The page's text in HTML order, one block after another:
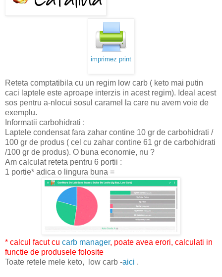
imprimez print
Reteta comptatibila cu un regim low carb ( keto mai putin
caci laptele este aproape interzis in acest regim). Ideal acest
sos pentru a-nlocui sosul caramel la care nu avem voie de
exemplu.
Informatii carbohidrati :
Laptele condensat fara zahar contine 10 gr de carbohidrati /
100 gr de produs ( cel cu zahar contine 61 gr de carbohidrati
/100 gr de produs). O buna economie, nu ?
Am calculat reteta pentru 6 portii :
1 portie* adica o lingura buna =
* calcul facut cu carb manager, poate avea erori, calculati in
functie de produsele folosite
Toate retele mele keto, low carb -aici .